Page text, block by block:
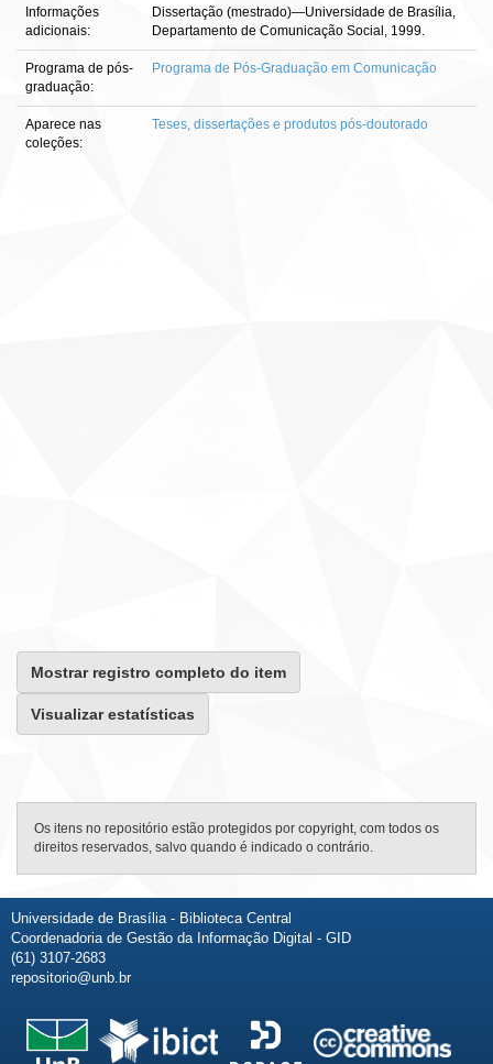
Informações
adicionais:
Dissertação (mestrado)—Universidade de Brasília,
Departamento de Comunicação Social, 1999.
Programa de pós-
graduação:
Programa de Pós-Graduação em Comunicação
Aparece nas
coleções:
Teses, dissertações e produtos pós-doutorado
Mostrar registro completo do item
Visualizar estatísticas
Os itens no repositório estão protegidos por copyright, com todos os
direitos reservados, salvo quando é indicado o contrário.
Universidade de Brasília - Biblioteca Central
Coordenadoria de Gestão da Informação Digital - GID
(61) 3107-2683
repositorio@unb.br